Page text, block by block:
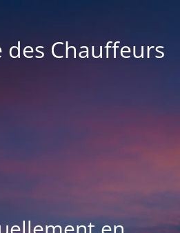
des Chauffeurs